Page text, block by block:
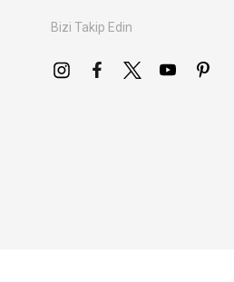
Bizi Takip Edin